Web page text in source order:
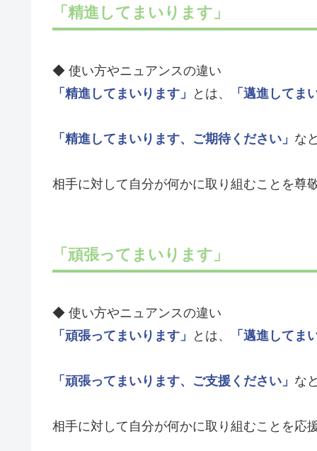
「精進してまいります」
◆ 使い方やニュアンスの違い
「精進してまいります」
とは、 「邁進してま
「精進してまいります、ご期待ください」 な
相手に対して自分が何かに取り組むことを尊
「頑張ってまいります」
◆ 使い方やニュアンスの違い
「頑張ってまいります」
とは、 「邁進してま
「頑張ってまいります、ご支援ください」 な
相手に対して自分が何かに取り組むことを応